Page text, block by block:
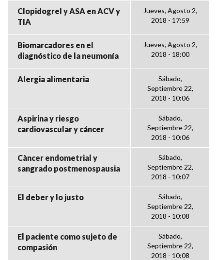
Clopidogrel y ASA en ACV y
TIA
Jueves, Agosto 2,
2018 - 17:59
Biomarcadores en el
diagnóstico de la neumonía
Jueves, Agosto 2,
2018 - 18:00
Alergia alimentaria
Sábado,
Septiembre 22,
2018 - 10:06
Aspirina y riesgo
cardiovascular y cáncer
Sábado,
Septiembre 22,
2018 - 10:06
Càncer endometrial y
sangrado postmenospausia
Sábado,
Septiembre 22,
2018 - 10:07
El deber y lo justo
Sábado,
Septiembre 22,
2018 - 10:08
El paciente como sujeto de
compasión
Sábado,
Septiembre 22,
2018 - 10:08